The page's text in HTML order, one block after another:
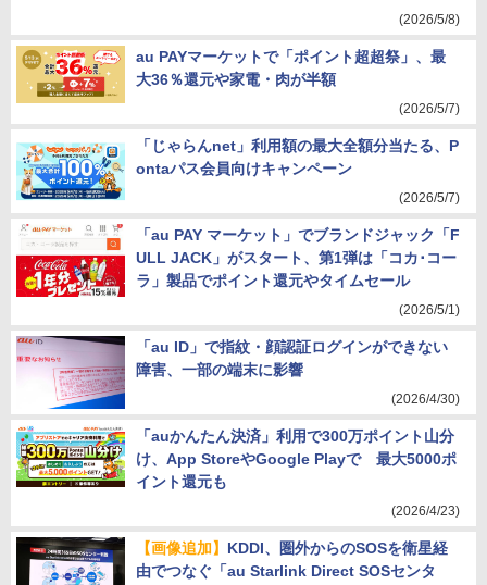
(2026/5/8)
au PAYマーケットで「ポイント超超祭」、最
大36％還元や家電・肉が半額
(2026/5/7)
「じゃらんnet」利用額の最大全額分当たる、P
ontaパス会員向けキャンペーン
(2026/5/7)
「au PAY マーケット」でブランドジャック「F
ULL JACK」がスタート、第1弾は「コカ･コー
ラ」製品でポイント還元やタイムセール
(2026/5/1)
「au ID」で指紋・顔認証ログインができない
障害、一部の端末に影響
(2026/4/30)
「auかんたん決済」利用で300万ポイント山分
け、App StoreやGoogle Playで 最大5000ポ
イント還元も
(2026/4/23)
【画像追加】 KDDI、圏外からのSOSを衛星経
由でつなぐ「au Starlink Direct SOSセンタ